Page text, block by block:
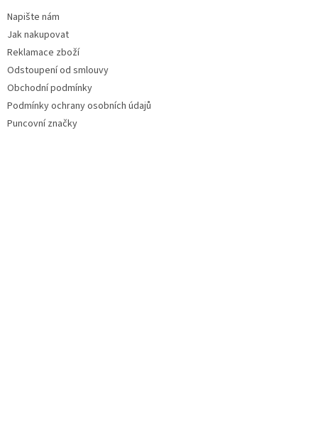
Napište nám
Jak nakupovat
Reklamace zboží
Odstoupení od smlouvy
Obchodní podmínky
Podmínky ochrany osobních údajů
Puncovní značky